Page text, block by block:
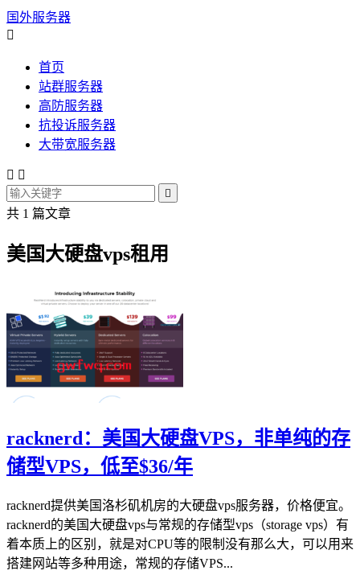
国外服务器

首页
站群服务器
高防服务器
抗投诉服务器
大带宽服务器
 

共 1 篇文章
美国大硬盘vps租用
racknerd：美国大硬盘VPS，非单纯的存
储型VPS，低至$36/年
racknerd提供美国洛杉矶机房的大硬盘vps服务器，价格便宜。
racknerd的美国大硬盘vps与常规的存储型vps（storage vps）有
着本质上的区别，就是对CPU等的限制没有那么大，可以用来
搭建网站等多种用途，常规的存储VPS...